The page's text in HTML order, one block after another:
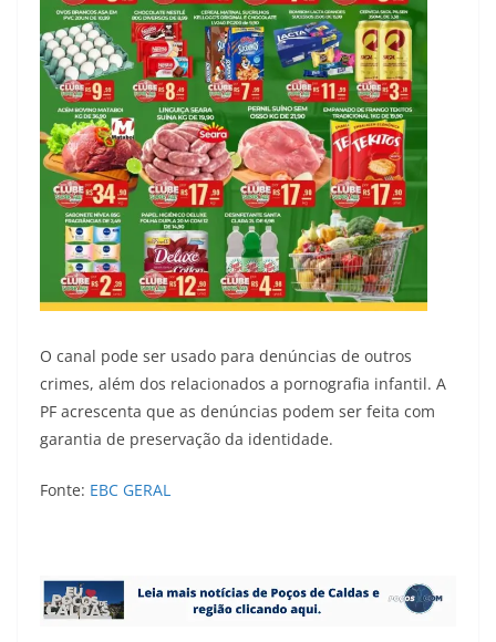
O canal pode ser usado para denúncias de outros
crimes, além dos relacionados a pornografia infantil. A
PF acrescenta que as denúncias podem ser feita com
garantia de preservação da identidade.
Fonte: EBC GERAL